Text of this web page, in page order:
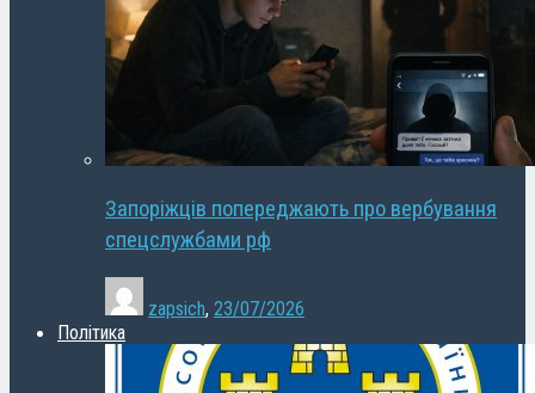
Запоріжців попереджають про вербування
спецслужбами рф
zapsich, 23/07/2026
Політика